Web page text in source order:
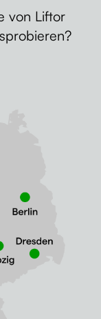
von Liftor